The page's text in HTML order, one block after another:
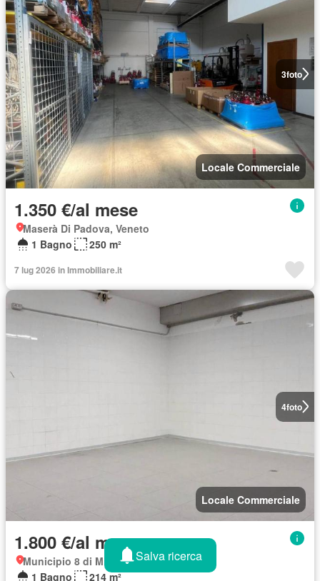
3foto
Locale Commerciale
1.350 €/al mese
Maserà Di Padova, Veneto
1 Bagno
250 m²
7 lug 2026 in Immobiliare.it
4foto
Locale Commerciale
1.800 €/al mese
Municipio 8 di Milano, Milano
1 Bagno
214 m²
Salva ricerca